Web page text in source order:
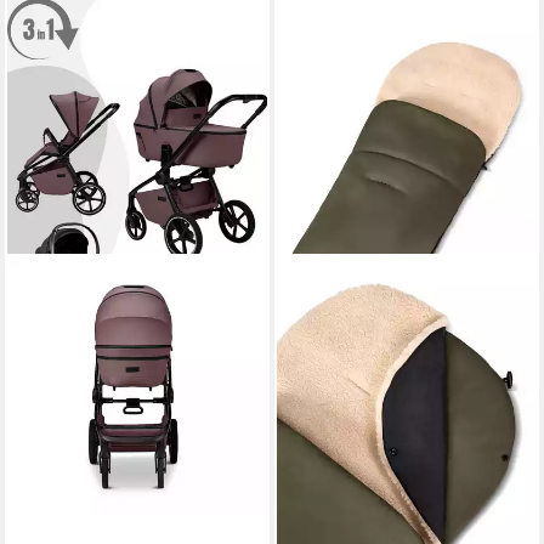
Fußsack Premium Fußsack
89,90 €
lieferbar - in 2-3 Werktagen bei dir